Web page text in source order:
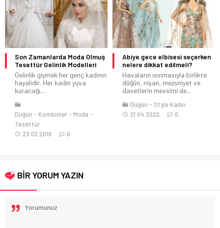
Son Zamanlarda Moda Olmuş
Tesettür Gelinlik Modelleri
Gelinlik giymek her genç kadının
hayalidir. Her kadın yuva
kuracağı...
Düğün Kombinler
Moda
Tesettür
23.02.2019
0
Abiye gece elbisesi seçerken
nelere dikkat edilmeli?
Havaların ısınmasıyla birlikte
düğün, nişan, mezuniyet ve
davetlerin mevsimi de...
Düğün
Style Kadın
21.04.2022
0
BİR YORUM YAZIN